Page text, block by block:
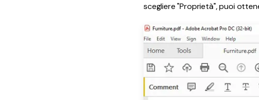
scegliere "Proprietà", puoi